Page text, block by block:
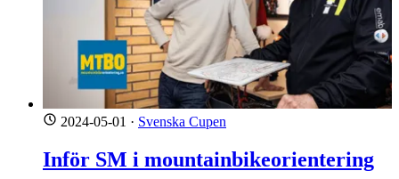
2024-05-01 · Svenska Cupen
Inför SM i mountainbikeorientering